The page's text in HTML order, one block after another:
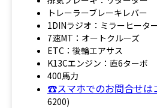
トレーラーブレーキレバー
1DINラジオ：ミラーヒータ
7速MT：オートクルーズ
ETC：後輪エアサス
K13Cエンジン：直6ターボ
400馬力
☎スマホでのお問合せは
6200)